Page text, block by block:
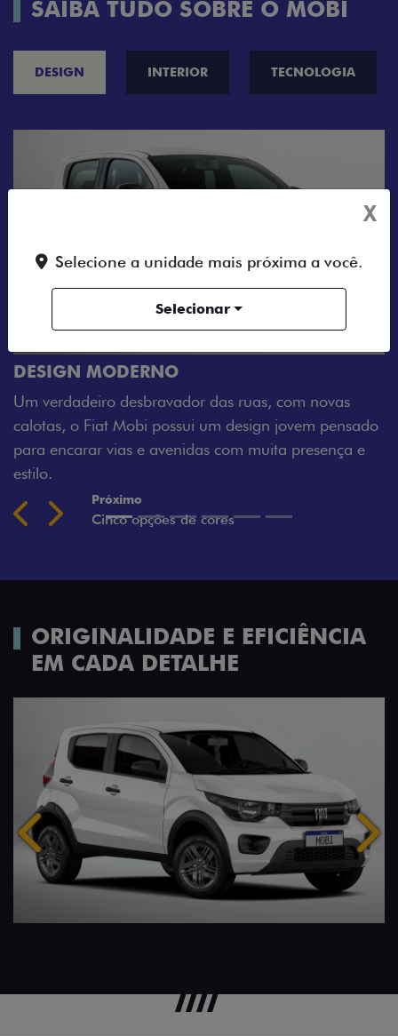
SAIBA TUDO SOBRE O MOBI
DESIGN INTERIOR TECNOLOGIA
ruas, com novas
jovem pensado
muita presença e
CINCO OPÇÕES DE CORES
O Fiat Mobi tem sempre uma
sua cara. Escolha entre o Preto
Montecarlo, Branco Banchisa,
Silverstone.
ORIGINALIDADE E EFICIÊNCIA
EM CADA DETALHE
Anterior
X
Selecione a unidade mais próxima a você.
Selecionar